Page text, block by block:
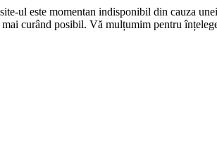
ul este momentan indisponibil din cauza
mai curând posibil. Vă mulțumim pentru